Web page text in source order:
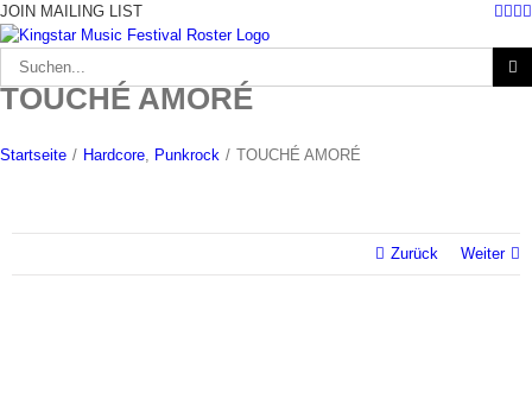
Zum
Inhalt
springen
JOIN MAILING LIST
Suche
nach:
TOUCHÉ AMORÉ
Startseite / Hardcore, Punkrock / TOUCHÉ AMORÉ
Zurück Weiter